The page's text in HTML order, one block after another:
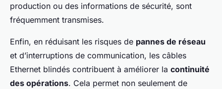
production ou des informations de sécurité, sont
fréquemment transmises.
Enfin, en réduisant les risques de pannes de réseau
et d’interruptions de communication, les câbles
Ethernet blindés contribuent à améliorer la continuité
des opérations. Cela permet non seulement de